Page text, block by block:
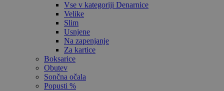
Vse v kategoriji Denarnice
Velike
Slim
Usnjene
Na zapenjanje
Za kartice
Boksarice
Obutev
Sončna očala
Popusti %